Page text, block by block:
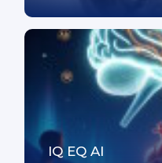
IQ EQ AI